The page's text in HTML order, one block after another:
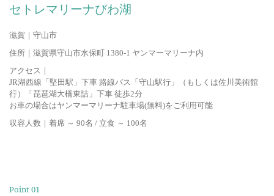
セトレマリーナびわ湖
滋賀｜ 守山市
住所｜ 滋賀県守山市水保町 1380-1 ヤンマーマリーナ内
アクセス｜
JR湖西線「堅田駅」下車 路線バス「守山駅行」（もしくは佐川美術館
行）「琵琶湖大橋東詰」下車 徒歩2分
お車の場合はヤンマーマリーナ駐車場(無料)をご利用可能
収容人数｜ 着席 ～ 90名 / 立食 ～ 100名
Point 01